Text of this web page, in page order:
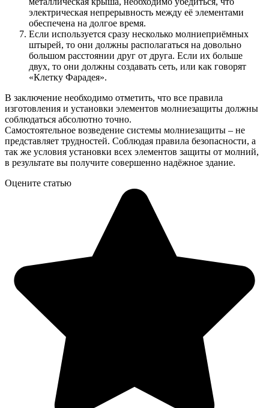
электрическая непрерывность между её элементами
обеспечена на долгое время.
Если используется сразу несколько молниеприёмных
штырей, то они должны располагаться на довольно
большом расстоянии друг от друга. Если их больше
двух, то они должны создавать сеть, или как говорят
«Клетку Фарадея».
В заключение необходимо отметить, что все правила
изготовления и установки элементов молниезащиты должны
соблюдаться абсолютно точно.
Самостоятельное возведение системы молниезащиты – не
представляет трудностей. Соблюдая правила безопасности, а
так же условия установки всех элементов защиты от молний,
в результате вы получите совершенно надёжное здание.
Оцените статью